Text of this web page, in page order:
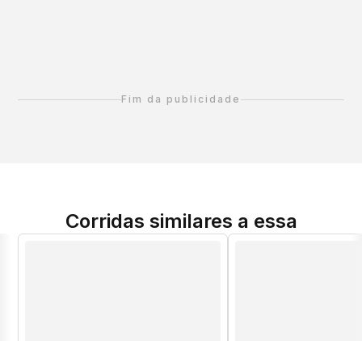
Fim da publicidade
Corridas similares a essa